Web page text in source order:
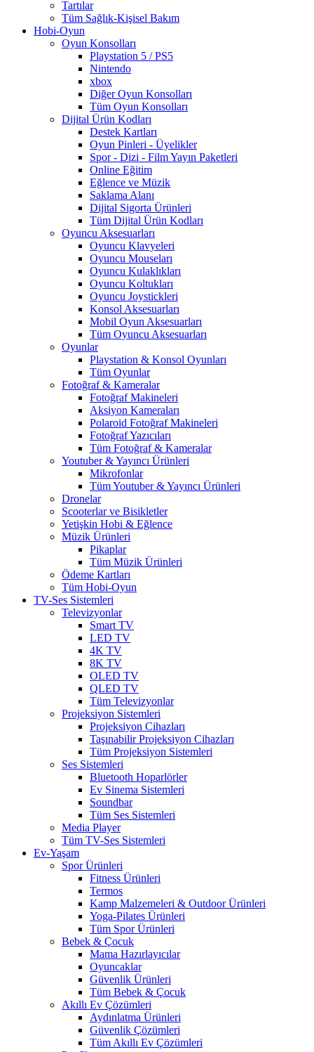
Tartılar
Tüm Sağlık-Kişisel Bakım
Hobi-Oyun
Oyun Konsolları
Playstation 5 / PS5
Nintendo
xbox
Diğer Oyun Konsolları
Tüm Oyun Konsolları
Dijital Ürün Kodları
Destek Kartları
Oyun Pinleri - Üyelikler
Spor - Dizi - Film Yayın Paketleri
Online Eğitim
Eğlence ve Müzik
Saklama Alanı
Dijital Sigorta Ürünleri
Tüm Dijital Ürün Kodları
Oyuncu Aksesuarları
Oyuncu Klavyeleri
Oyuncu Mouseları
Oyuncu Kulaklıkları
Oyuncu Koltukları
Oyuncu Joystickleri
Konsol Aksesuarları
Mobil Oyun Aksesuarları
Tüm Oyuncu Aksesuarları
Oyunlar
Playstation & Konsol Oyunları
Tüm Oyunlar
Fotoğraf & Kameralar
Fotoğraf Makineleri
Aksiyon Kameraları
Polaroid Fotoğraf Makineleri
Fotoğraf Yazıcıları
Tüm Fotoğraf & Kameralar
Youtuber & Yayıncı Ürünleri
Mikrofonlar
Tüm Youtuber & Yayıncı Ürünleri
Dronelar
Scooterlar ve Bisikletler
Yetişkin Hobi & Eğlence
Müzik Ürünleri
Pikaplar
Tüm Müzik Ürünleri
Ödeme Kartları
Tüm Hobi-Oyun
TV-Ses Sistemleri
Televizyonlar
Smart TV
LED TV
4K TV
8K TV
OLED TV
QLED TV
Tüm Televizyonlar
Projeksiyon Sistemleri
Projeksiyon Cihazları
Taşınabilir Projeksiyon Cihazları
Tüm Projeksiyon Sistemleri
Ses Sistemleri
Bluetooth Hoparlörler
Ev Sinema Sistemleri
Soundbar
Tüm Ses Sistemleri
Media Player
Tüm TV-Ses Sistemleri
Ev-Yaşam
Spor Ürünleri
Fitness Ürünleri
Termos
Kamp Malzemeleri & Outdoor Ürünleri
Yoga-Pilates Ürünleri
Tüm Spor Ürünleri
Bebek & Çocuk
Mama Hazırlayıcılar
Oyuncaklar
Güvenlik Ürünleri
Tüm Bebek & Çocuk
Akıllı Ev Çözümleri
Aydınlatma Ürünleri
Güvenlik Çözümleri
Tüm Akıllı Ev Çözümleri